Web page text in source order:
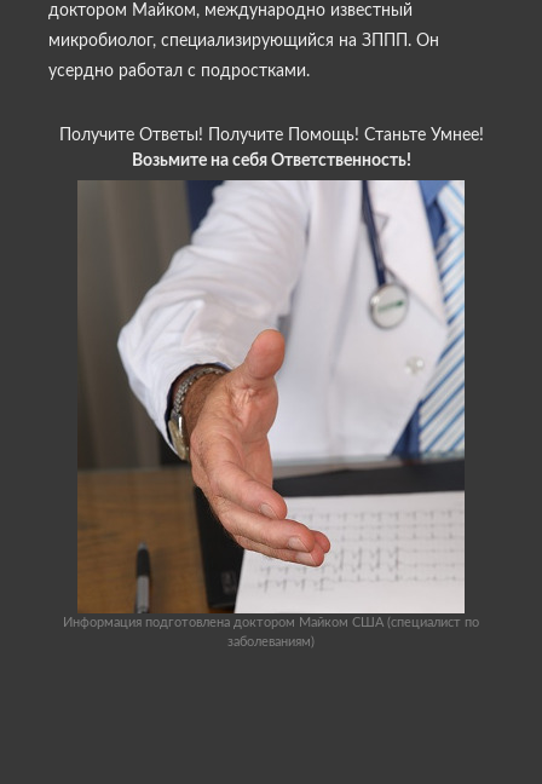
доктором Майком, международно известный
микробиолог, специализирующийся на ЗППП. Он
усердно работал с подростками.
Получите Ответы! Получите Помощь! Станьте Умнее!
Возьмите на себя Ответственность!
Информация подготовлена доктором Майком США (специалист по
заболеваниям)